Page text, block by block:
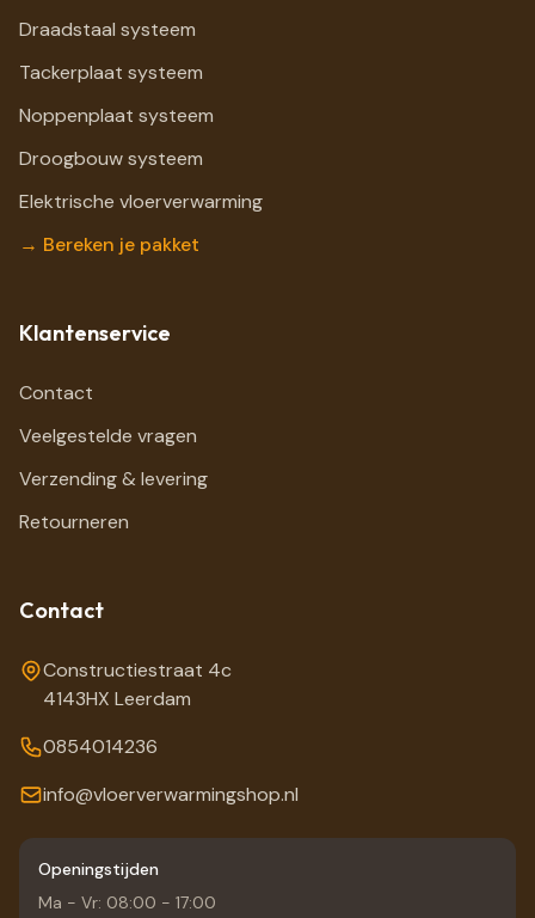
Draadstaal systeem
Tackerplaat systeem
Noppenplaat systeem
Droogbouw systeem
Elektrische vloerverwarming
→ Bereken je pakket
Klantenservice
Contact
Veelgestelde vragen
Verzending & levering
Retourneren
Contact
Constructiestraat 4c
4143HX Leerdam
0854014236
info@vloerverwarmingshop.nl
Openingstijden
Ma - Vr: 08:00 - 17:00